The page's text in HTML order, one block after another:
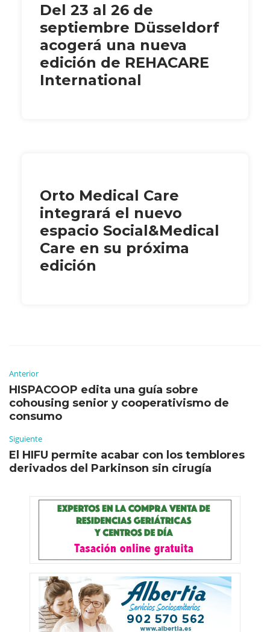
Del 23 al 26 de
septiembre Düsseldorf
acogerá una nueva
edición de REHACARE
International
Orto Medical Care
integrará el nuevo
espacio Social&Medical
Care en su próxima
edición
Anterior
HISPACOOP edita una guía sobre
cohousing senior y cooperativismo de
consumo
Siguiente
El HIFU permite acabar con los temblores
derivados del Parkinson sin cirugía